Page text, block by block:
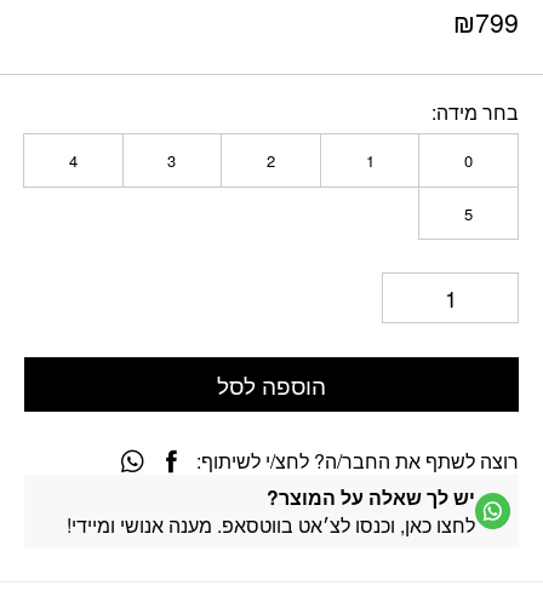
₪799
בחר מידה
0
1
2
3
4
5
הוספה לסל
רוצה לשתף את החבר/ה? לחצ/י לשיתוף:
יש לך שאלה על המוצר?
לחצו כאן, וכנסו לצ׳אט בווטסאפ. מענה אנושי ומיידי!